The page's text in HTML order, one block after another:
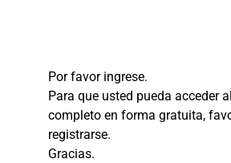
Por favor ingrese.
Para que usted pueda acceder
completo en forma gratuita,
registrarse.
Gracias.